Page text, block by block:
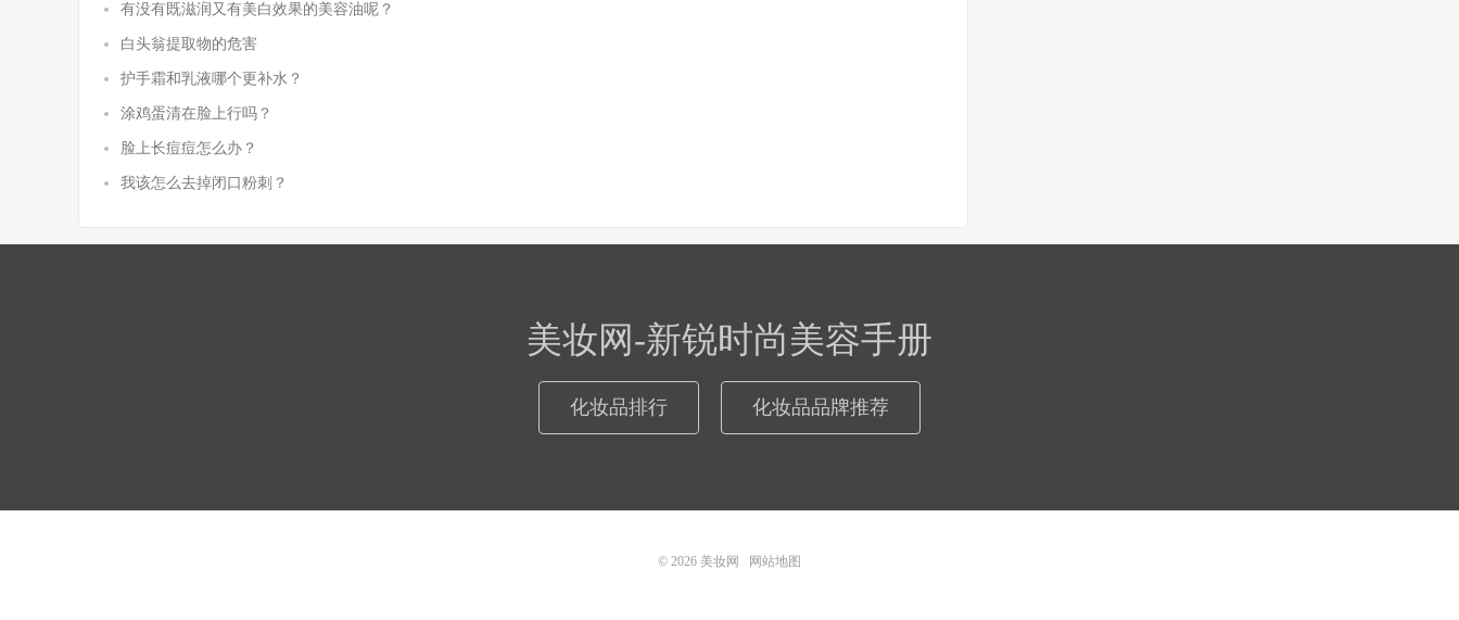
有没有既滋润又有美白效果的美容油呢？
白头翁提取物的危害
护手霜和乳液哪个更补水？
涂鸡蛋清在脸上行吗？
脸上长痘痘怎么办？
我该怎么去掉闭口粉刺？
美妆网-新锐时尚美容手册
化妆品排行 化妆品品牌推荐
© 2026 美妆网 网站地图